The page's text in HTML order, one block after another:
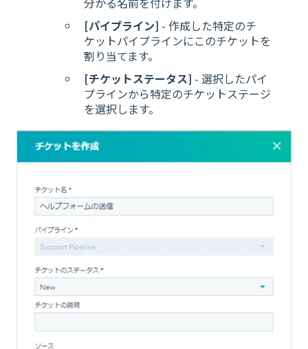
[パイプライン] - 作成した特定のチ
ケットパイプラインにこのチケットを
割り当てます。
[チケットステータス] - 選択したパイ
プラインから特定のチケットステージ
を選択します。